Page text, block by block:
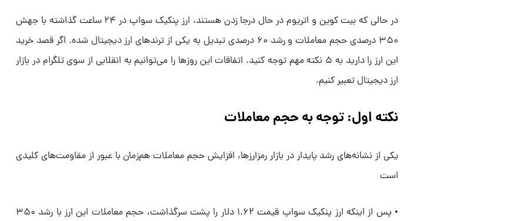
در حالی که بیت کوین و اتریوم در حال درجا زدن هستند، ارز پنکیک سواپ در ۲۴ ساعت گذاشته با جهش
۳۵۰ درصدی حجم معاملات و رشد ۶۰ درصدی تبدیل به یکی از ترند‌های ارز دیجیتال شده. اگر قصد خرید
این ارز را دارید به ۵ نکته مهم توجه کنید. اتفاقات این روز‌ها را می‌توانیم به انقلابی از سوی تلگرام در بازار
ارز دیجیتال تعبیر کنیم.
نکته اول: توجه به حجم معاملات
یکی از نشانه‌های رشد پایدار در بازار رمزارزها، افزایش حجم معاملات هم‌زمان با عبور از مقاومت‌های کلیدی
است
• پس از اینکه ارز پنکیک سواپ قیمت ۱.۶۲ دلار را پشت سرگذاشت، حجم معاملات این ارز با رشد ۳۵۰